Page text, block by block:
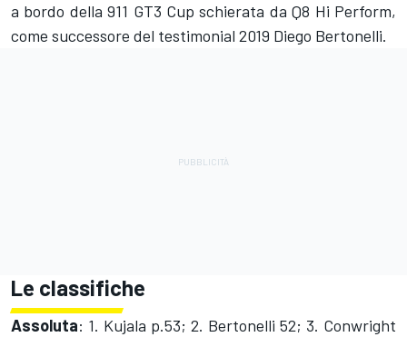
a bordo della 911 GT3 Cup schierata da Q8 Hi Perform,
come successore del testimonial 2019 Diego Bertonelli.
Le classifiche
Assoluta: 1. Kujala p.53; 2. Bertonelli 52; 3. Conwright